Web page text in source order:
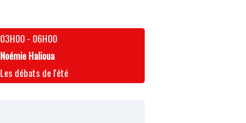
03H00- 06H00
Noémie Halioua
Les débats de l'été